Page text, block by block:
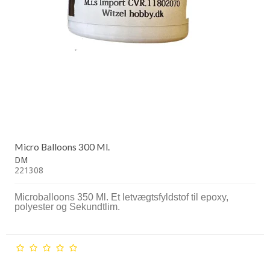
Micro Balloons 300 Ml.
DM
221308
Microballoons 350 Ml. Et letvægtsfyldstof til epoxy,
polyester og Sekundtlim.